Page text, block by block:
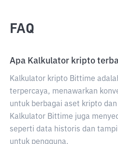
FAQ
Apa Kalkulator kripto
Kalkulator kripto Bittime
terpercaya, menawarkan
untuk berbagai aset kripto
Kalkulator Bittime juga
seperti data historis dan
untuk pengguna.